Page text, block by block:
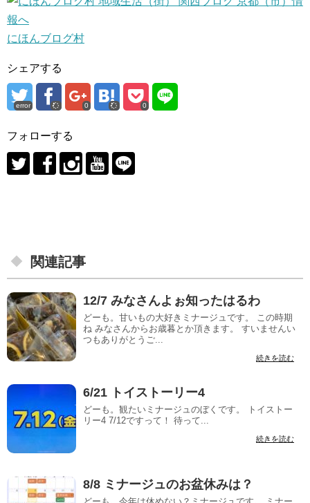
にほんブログ村
シェアする
error 0 0
フォローする
関連記事
12/7 みなさんよぉ知ったはるわ
どーも。甘いもの大好きミナージュです。 この時期
ね みなさんからお歳暮とか頂きます。 すいませんい
つもありがとうご...
続きを読む
6/21 トイストーリー4
どーも。観たいミナージュのぼくです。 トイストー
リー4 7/12ですって！ 待って...
続きを読む
8/8 ミナージュのお盆休みは？